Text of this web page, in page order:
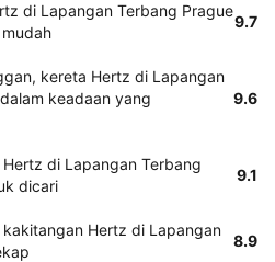
di Lapangan Terbang Prague
9.7
kereta Hertz di Lapangan
keadaan yang
9.6
di Lapangan Terbang
dicari
9.1
Hertz di Lapangan
8.9